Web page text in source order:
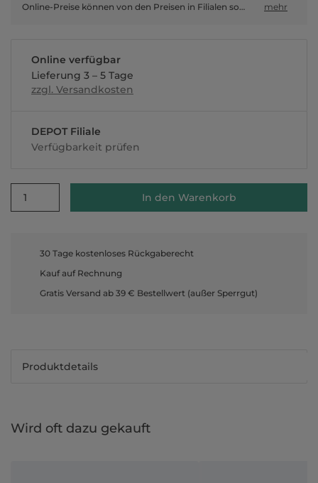
Online-Preise können von den Preisen in Filialen sowie Shop-in-Shop-Flächen abweichen. mehr
Online verfügbar
Lieferung 3 – 5 Tage
zzgl. Versandkosten
DEPOT Filiale
Verfügbarkeit prüfen
1 In den Warenkorb
30 Tage kostenloses Rückgaberecht
Kauf auf Rechnung
Gratis Versand ab 39 € Bestellwert (außer Sperrgut)
Produktdetails
Wird oft dazu gekauft